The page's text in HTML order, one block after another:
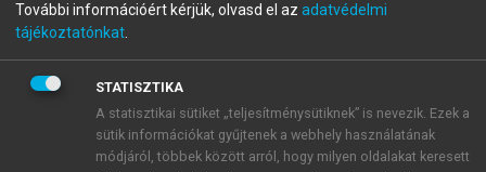
A regisztráció után apróbaidőszakautomatikusan
BELÉPÉS SAJÁT FIÓKKAL
ÚJ FIÓK LÉTREHOZÁSA
További információért kérjük, olvasd el az adatvédelmi
tájékoztatónkat
STATISZTIKA
A statisztikai sütiket „teljesítménysütiknek” is nevezik. Ezek a
sütik információkat gyűjtenek a webhely használatának
módjáról, többek között arról, hogy milyen oldalakat keresett